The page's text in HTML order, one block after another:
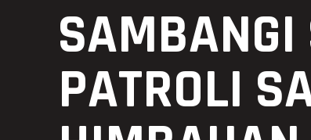
PATROLI